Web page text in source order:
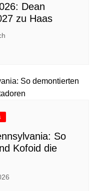
Dean
zu Haas
So
Kofoid die